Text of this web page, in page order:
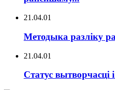
21.04.01
Методыка разліку
21.04.01
Статус вытворчасці